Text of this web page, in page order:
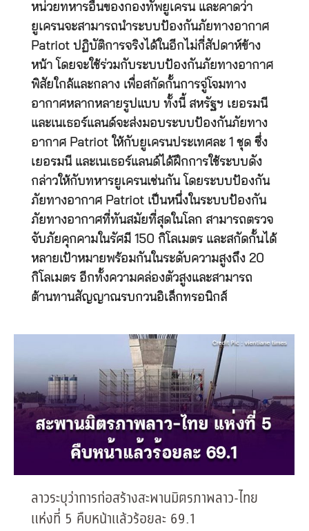
หน่วยทหารอื่นของกองทัพยูเครน และคาดว่า
ยูเครนจะสามารถนำระบบป้องกันภัยทางอากาศ
Patriot ปฏิบัติการจริงได้ในอีกไม่กี่สัปดาห์ข้าง
หน้า โดยจะใช้ร่วมกับระบบป้องกันภัยทางอากาศ
พิสัยใกล้และกลาง เพื่อสกัดกั้นการจู่โจมทาง
อากาศหลากหลายรูปแบบ ทั้งนี้ สหรัฐฯ เยอรมนี
และเนเธอร์แลนด์จะส่งมอบระบบป้องกันภัยทาง
อากาศ Patriot ให้กับยูเครนประเทศละ 1 ชุด ซึ่ง
เยอรมนี และเนเธอร์แลนด์ได้ฝึกการใช้ระบบดัง
กล่าวให้กับทหารยูเครนเช่นกัน โดยระบบป้องกัน
ภัยทางอากาศ Patriot เป็นหนึ่งในระบบป้องกัน
ภัยทางอากาศที่ทันสมัยที่สุดในโลก สามารถตรวจ
จับภัยคุกคามในรัศมี 150 กิโลเมตร และสกัดกั้นได้
หลายเป้าหมายพร้อมกันในระดับความสูงถึง 20
กิโลเมตร อีกทั้งความคล่องตัวสูงและสามารถ
ต้านทานสัญญาณรบกวนอิเล็กทรอนิกส์
ลาวระบุว่าการก่อสร้างสะพานมิตรภาพลาว-ไทย
แห่งที่ 5 คืบหน้าแล้วร้อยละ 69.1